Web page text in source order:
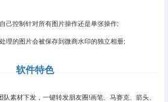
控制针对所有图片操作还是单张操作;
的图片会被保存到微商水印的独立相册;
软件特色
素材下发，一键转发朋友圈!画笔、马赛克、箭头、